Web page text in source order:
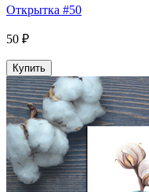
Открытка #50
50 ₽
Купить